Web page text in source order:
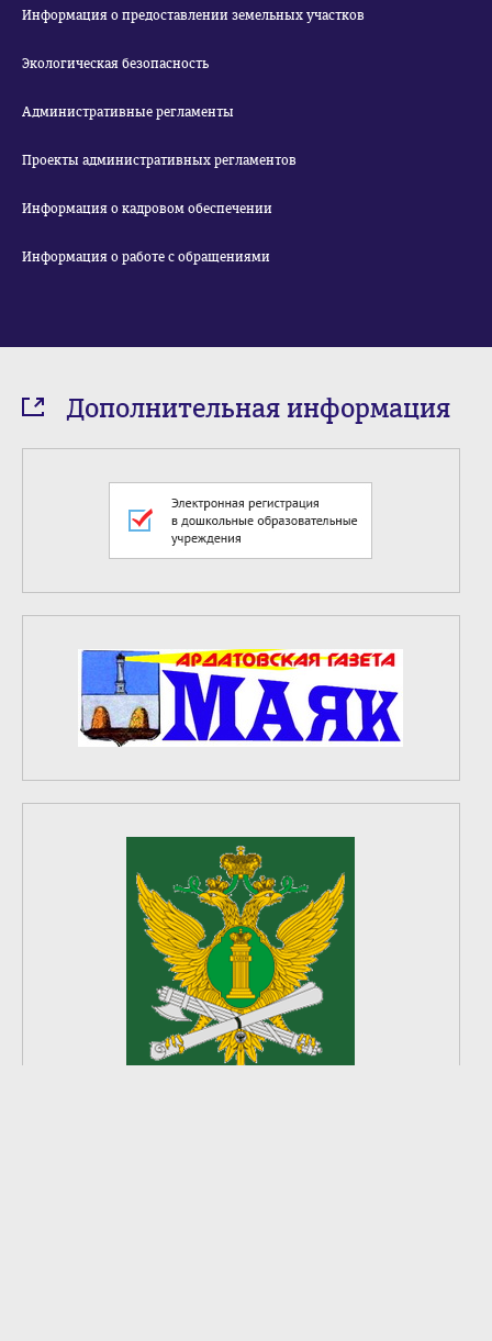
Информация о предоставлении земельных участков
Экологическая безопасность
Административные регламенты
Проекты административных регламентов
Информация о кадровом обеспечении
Информация о работе с обращениями
Дополнительная информация